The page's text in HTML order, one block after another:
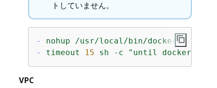
トしていません。
- nohup /usr/local/bin/dockerd
--
-
timeout 15 sh -c "until docker
VPC